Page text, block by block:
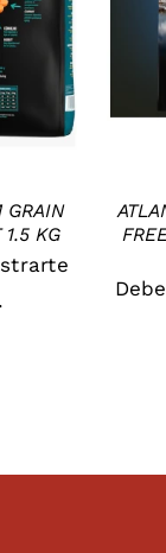
GRAIN
1.5 KG